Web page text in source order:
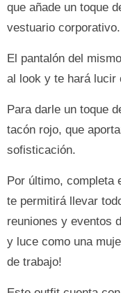
que añade un toque
vestuario corporativo.
El pantalón del
al look y te hará lucir
Para darle un toque
tacón rojo, que
sofisticación.
Por último, completa
te permitirá llevar
reuniones y eventos
y luce como una
de trabajo!